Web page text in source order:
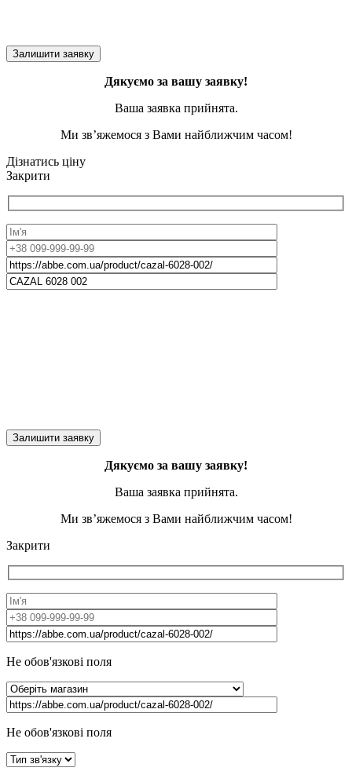
Дякуємо за вашу заявку!
Ваша заявка прийнята.
Ми зв’яжемося з Вами найближчим часом!
Дізнатись ціну
Закрити
Дякуємо за вашу заявку!
Ваша заявка прийнята.
Ми зв’яжемося з Вами найближчим часом!
Закрити
Не обов'язкові поля
Не обов'язкові поля